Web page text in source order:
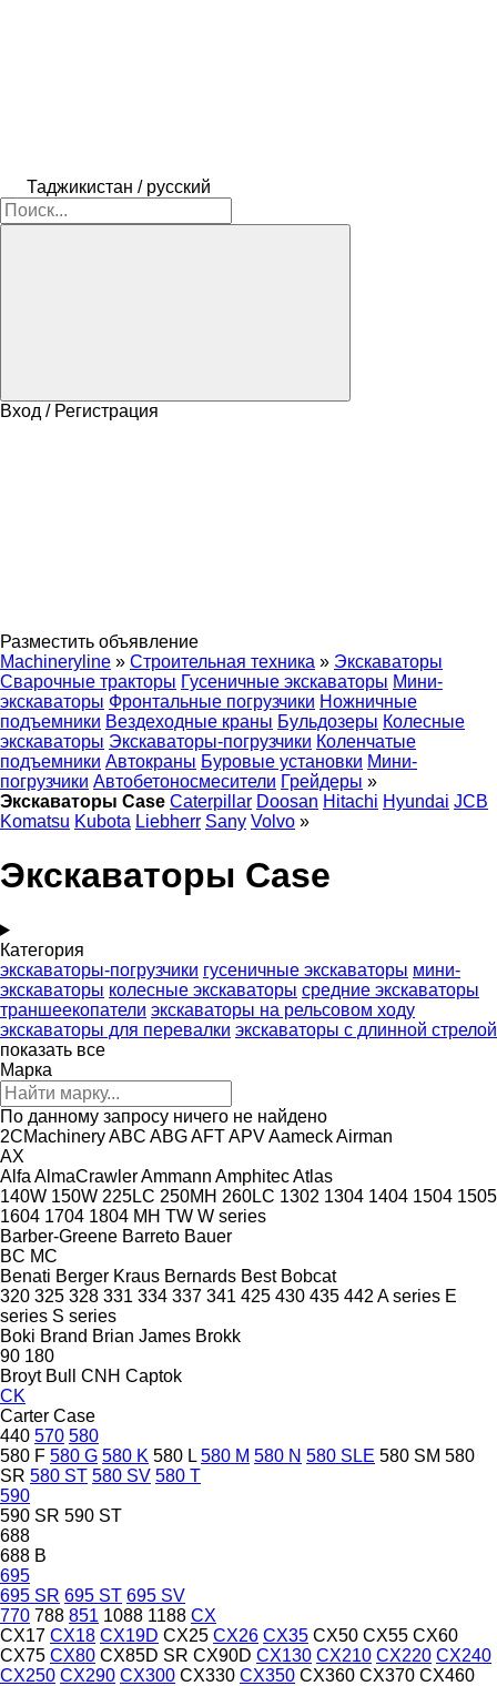
Таджикистан / русский
Вход / Регистрация
Разместить объявление
Machineryline » Строительная техника » Экскаваторы
Сварочные тракторы Гусеничные экскаваторы Мини-
экскаваторы Фронтальные погрузчики Ножничные
подъемники Вездеходные краны Бульдозеры Колесные
экскаваторы Экскаваторы-погрузчики Коленчатые
подъемники Автокраны Буровые установки Мини-
погрузчики Автобетоносмесители Грейдеры »
Экскаваторы Case Caterpillar Doosan Hitachi Hyundai JCB
Komatsu Kubota Liebherr Sany Volvo »
Экскаваторы Case
Категория
экскаваторы-погрузчики гусеничные экскаваторы мини-
экскаваторы колесные экскаваторы средние экскаваторы
траншеекопатели экскаваторы на рельсовом ходу
экскаваторы для перевалки экскаваторы с длинной стрелой
показать все
Марка
По данному запросу ничего не найдено
2CMachineryABC ABGAFTAPVAameckAirman
AX
Alfa AlmaCrawlerAmmann AmphitecAtlas
140W 150W 225LC 250MH 260LC 1302 1304 1404 1504 1505
1604 1704 1804 MH TW W series
Barber-Greene Barreto Bauer
BC MC
Benati Berger Kraus Bernards Best Bobcat
320 325 328 331 334 337 341 425 430 435 442 A series E
series S series
Boki Brand Brian James Brokk
90 180
Broyt Bull CNH Captok
CK
Carter Case
440 570 580
580 F 580 G 580 K 580 L 580 M 580 N 580 SLE 580 SM 580
SR 580 ST 580 SV 580 T
590
590 SR 590 ST
688
688 B
695
695 SR 695 ST 695 SV
770 788 851 1088 1188 CX
CX17 CX18 CX19D CX25 CX26 CX35 CX50 CX55 CX60
CX75 CX80 CX85D SR CX90D CX130 CX210 CX220 CX240
CX250 CX290 CX300 CX330 CX350 CX360 CX370 CX460